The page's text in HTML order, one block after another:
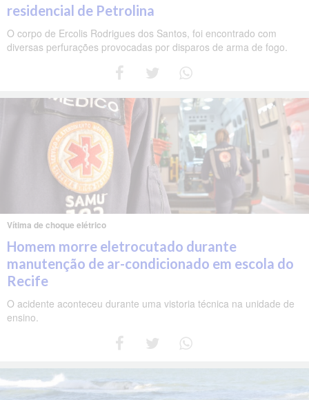
residencial de Petrolina
O corpo de Ercolis Rodrigues dos Santos, foi encontrado com
diversas perfurações provocadas por disparos de arma de fogo.
Vítima de choque elétrico
Homem morre eletrocutado durante
manutenção de ar-condicionado em escola do
Recife
O acidente aconteceu durante uma vistoria técnica na unidade de
ensino.